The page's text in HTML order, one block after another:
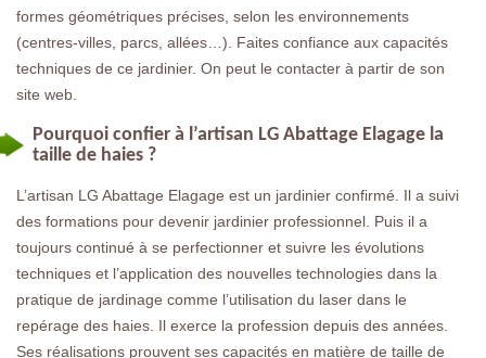
formes géométriques précises, selon les environnements
(centres-villes, parcs, allées…). Faites confiance aux capacités
techniques de ce jardinier. On peut le contacter à partir de son
site web.
Pourquoi confier à l’artisan LG Abattage Elagage la
taille de haies ?
L’artisan LG Abattage Elagage est un jardinier confirmé. Il a suivi
des formations pour devenir jardinier professionnel. Puis il a
toujours continué à se perfectionner et suivre les évolutions
techniques et l’application des nouvelles technologies dans la
pratique de jardinage comme l’utilisation du laser dans le
repérage des haies. Il exerce la profession depuis des années.
Ses réalisations prouvent ses capacités en matière de taille de